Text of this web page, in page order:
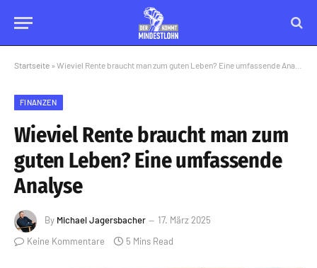
Startseite » Wieviel Rente braucht man zum guten Leben? Eine umfassende Analyse
FINANZEN
Wieviel Rente braucht man zum
guten Leben? Eine umfassende
Analyse
By Michael Jagersbacher
17. März 2025
Keine Kommentare
5 Mins Read